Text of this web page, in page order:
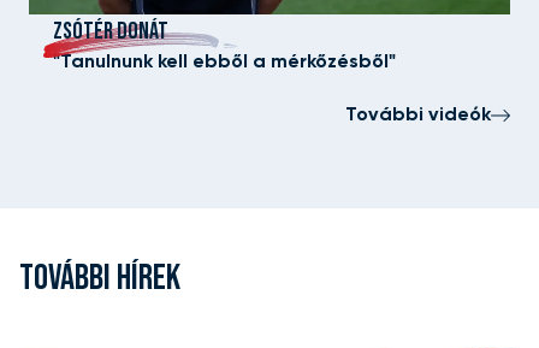
ZSÓTÉR DONÁT
"Tanulnunk kell ebből a mérkőzésből"
További videók
TOVÁBBI HÍREK